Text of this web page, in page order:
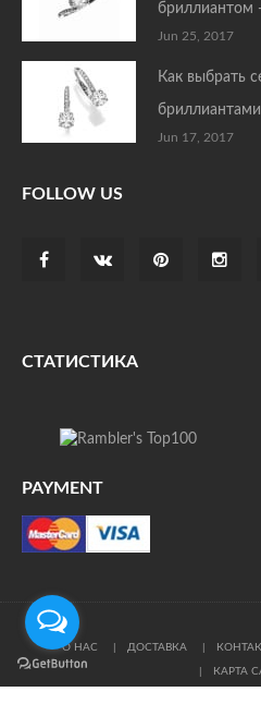
бриллиантом
Jun 25, 2017
Как выбрать
бриллиантами
Jun 17, 2017
FOLLOW US
СТАТИСТИКА
PAYMENT
О НАС ДОСТАВКА
КАРТА